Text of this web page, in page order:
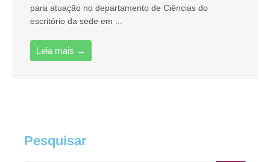
para atuação no departamento de Ciências do
escritório da sede em ...
Leia mais →
Pesquisar